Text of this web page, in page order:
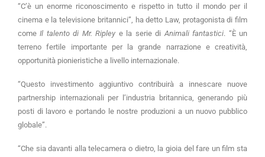
“C’è un enorme riconoscimento e rispetto in tutto il mondo per il
cinema e la televisione britannici”, ha detto Law, protagonista di film
comeIl talento di Mr. Ripley e la serie diAnimali fantastici. “È un
terreno fertile importante per la grande narrazione e creatività,
opportunità pionieristiche a livello internazionale.
“Questo investimento aggiuntivo contribuirà a innescare nuove
partnership internazionali per l’industria britannica, generando più
posti di lavoro e portando le nostre produzioni a un nuovo pubblico
globale”.
“Che sia davanti alla telecamera o dietro, la gioia del fare un film sta